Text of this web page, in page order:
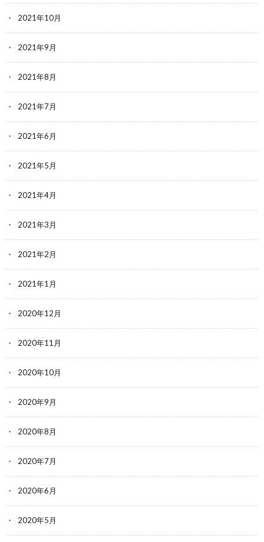
2021年10月
2021年9月
2021年8月
2021年7月
2021年6月
2021年5月
2021年4月
2021年3月
2021年2月
2021年1月
2020年12月
2020年11月
2020年10月
2020年9月
2020年8月
2020年7月
2020年6月
2020年5月